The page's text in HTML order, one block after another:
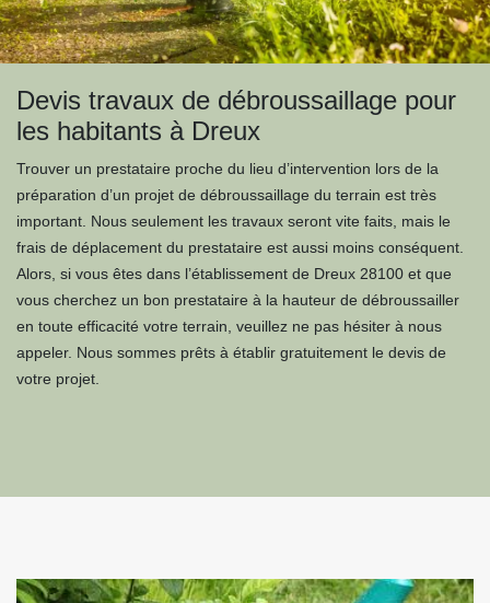
Devis travaux de débroussaillage pour
les habitants à Dreux
Trouver un prestataire proche du lieu d’intervention lors de la
préparation d’un projet de débroussaillage du terrain est très
important. Nous seulement les travaux seront vite faits, mais le
frais de déplacement du prestataire est aussi moins conséquent.
Alors, si vous êtes dans l’établissement de Dreux 28100 et que
vous cherchez un bon prestataire à la hauteur de débroussailler
en toute efficacité votre terrain, veuillez ne pas hésiter à nous
appeler. Nous sommes prêts à établir gratuitement le devis de
votre projet.